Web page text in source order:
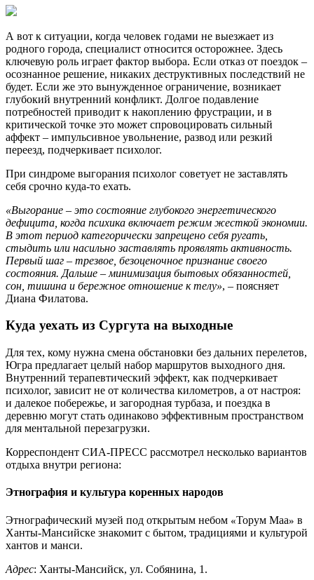
А вот к ситуации, когда человек годами не выезжает из
родного города, специалист относится осторожнее. Здесь
ключевую роль играет фактор выбора. Если отказ от поездок –
осознанное решение, никаких деструктивных последствий не
будет. Если же это вынужденное ограничение, возникает
глубокий внутренний конфликт. Долгое подавление
потребностей приводит к накоплению фрустрации, и в
критической точке это может спровоцировать сильный
аффект – импульсивное увольнение, развод или резкий
переезд, подчеркивает психолог.
При синдроме выгорания психолог советует не заставлять
себя срочно куда-то ехать.
«Выгорание – это состояние глубокого энергетического
дефицита, когда психика включает режим жесткой экономии.
В этот период категорически запрещено себя ругать,
стыдить или насильно заставлять проявлять активность.
Первый шаг – трезвое, безоценочное признание своего
состояния. Дальше – минимизация бытовых обязанностей,
сон, тишина и бережное отношение к телу», – поясняет
Диана Филатова.
Куда уехать из Сургута на выходные
Для тех, кому нужна смена обстановки без дальних перелетов,
Югра предлагает целый набор маршрутов выходного дня.
Внутренний терапевтический эффект, как подчеркивает
психолог, зависит не от количества километров, а от настроя:
и далекое побережье, и загородная турбаза, и поездка в
деревню могут стать одинаково эффективным пространством
для ментальной перезагрузки.
Корреспондент СИА-ПРЕСС рассмотрел несколько вариантов
отдыха внутри региона:
Этнография и культура коренных народов
Этнографический музей под открытым небом «Торум Маа» в
Ханты-Мансийске знакомит с бытом, традициями и культурой
хантов и манси.
Адрес: Ханты-Мансийск, ул. Собянина, 1.